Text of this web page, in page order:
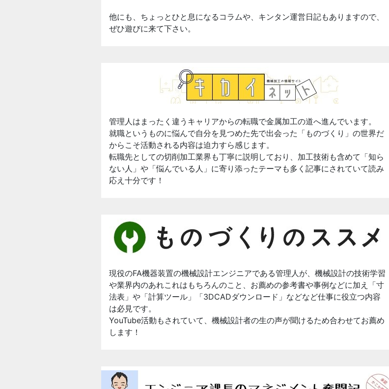
他にも、ちょっとひと息になるコラムや、キンタン運営日記もありますので、
ぜひ遊びに来て下さい。
管理人はまったく違うキャリアからの転職で金属加工の道へ進んでいます。
就職というものに悩んで自分を見つめた先で出会った「ものづくり」の世界だ
からこそ活動される内容は迫力すら感じます。
転職先としての切削加工業界も丁寧に説明しており、加工技術も含めて「知ら
ない人」や「悩んでいる人」に寄り添ったテーマも多く記事にされていて読み
応え十分です！
現役のFA機器装置の機械設計エンジニアである管理人が、機械設計の技術学習
や業界内のあれこれはもちろんのこと、お薦めの参考書や事例などに加え「寸
法表」や「計算ツール」「3DCADダウンロード」などなど仕事に役立つ内容
は必見です。
YouTube活動もされていて、機械設計者の生の声が聞けるため合わせてお薦め
します！